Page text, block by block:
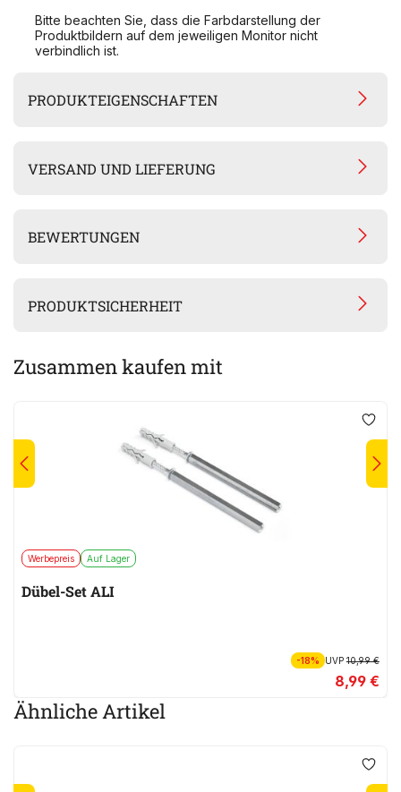
Bitte beachten Sie, dass die Farbdarstellung der
Produktbildern auf dem jeweiligen Monitor nicht
verbindlich ist.
PRODUKTEIGENSCHAFTEN
VERSAND UND LIEFERUNG
BEWERTUNGEN
PRODUKTSICHERHEIT
Zusammen kaufen mit
Werbepreis Auf Lager
Dübel-Set ALI
-18% UVP10,99 €
8,99 €
Ähnliche Artikel